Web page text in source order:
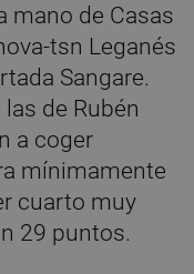
mano de Casas
tsn Leganés
Sangare.
de Rubén
a coger
mínimamente
cuarto muy
29 puntos.